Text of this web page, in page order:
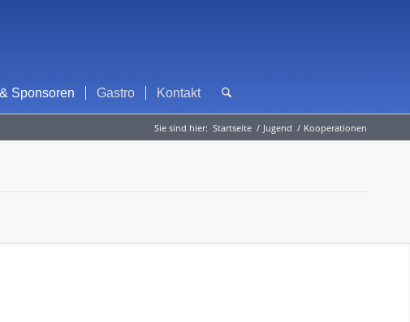
Sponsoren Gastro Kontakt
Sie sind hier: Startseite / Jugend / Kooperationen